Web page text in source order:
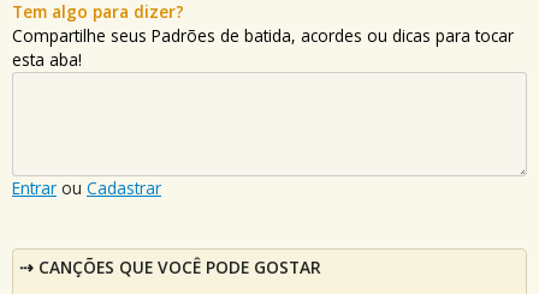
Tem algo para dizer?
Compartilhe seus Padrões de batida, acordes ou dicas para tocar
esta aba!
Entrar ou Cadastrar
CANÇÕES QUE VOCÊ PODE GOSTAR